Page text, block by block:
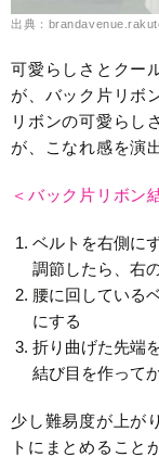
出典：
可愛らしさとクー
が、バック片リボ
リボンの可愛らし
が、こなれ感を演
＜バック片リボン
ベルトを右側に
調節したら、右
腰に回している
にする
折り曲げた先端
結び目を作って
少し難易度が上が
トにまとめること